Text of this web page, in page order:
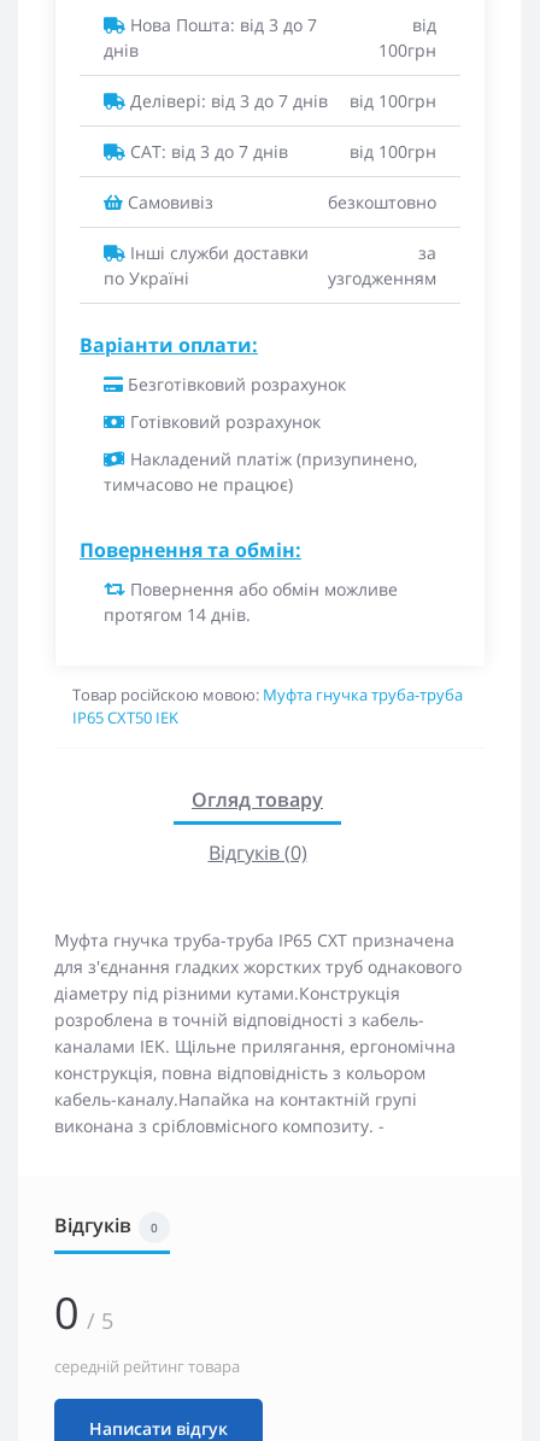
Нова Пошта: від 3 до 7
днів
від
100грн
Делівері: від 3 до 7 днів від 100грн
САТ: від 3 до 7 днів від 100грн
Самовивіз безкоштовно
Інші служби доставки
по Україні
за
узгодженням
Варіанти оплати:
Безготівковий розрахунок
Готівковий розрахунок
Накладений платіж (призупинено,
тимчасово не працює)
Повернення та обмін:
Повернення або обмін можливе
протягом 14 днів.
Товар російскою мовою: Муфта гнучка труба-труба
IP65 CXT50 IEK
Огляд товару
Відгуків (0)
Муфта гнучка труба-труба IP65 CXT призначена
для з'єднання гладких жорстких труб однакового
діаметру під різними кутами.Конструкція
розроблена в точній відповідності з кабель-
каналами IEK. Щільне прилягання, ергономічна
конструкція, повна відповідність з кольором
кабель-каналу.Напайка на контактній групі
виконана з срібловмісного композиту. -
Відгуків 0
0 / 5
середній рейтинг товара
Написати відгук